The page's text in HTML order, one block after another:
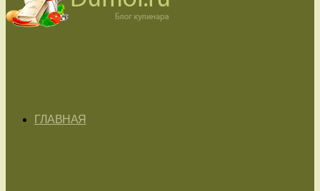
ГЛАВНАЯ